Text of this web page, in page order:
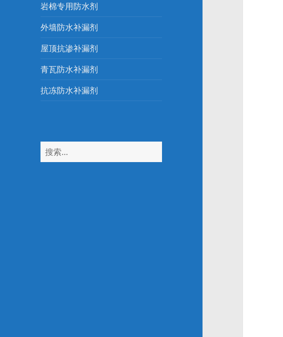
岩棉专用防水剂
外墙防水补漏剂
屋顶抗渗补漏剂
青瓦防水补漏剂
抗冻防水补漏剂
搜
索：